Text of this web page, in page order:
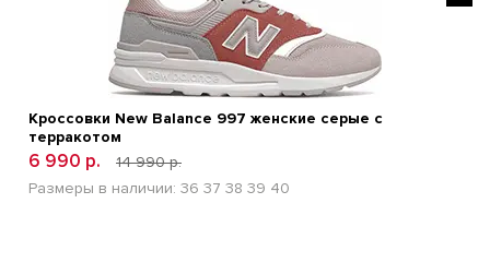
Кроссовки New Balance 997 женские серые с
терракотом
6 990 р.
14 990 р.
Размеры в наличии: 36 37 38 39 40